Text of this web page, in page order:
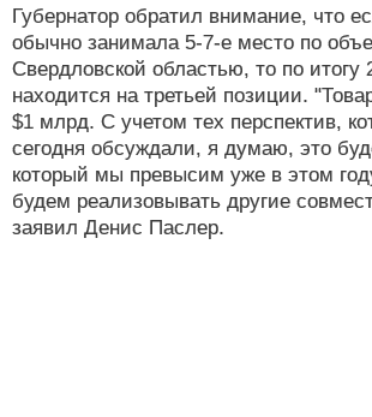
Губернатор обратил внимание, что
обычно занимала 5-7-е место по
Свердловской областью, то по итогу
находится на третьей позиции.
$1 млрд. С учетом тех перспектив,
сегодня обсуждали, я думаю, это
который мы превысим уже в этом
будем реализовывать другие
заявил Денис Паслер.